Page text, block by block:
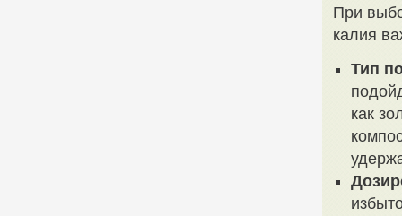
При
калия
Тип
как